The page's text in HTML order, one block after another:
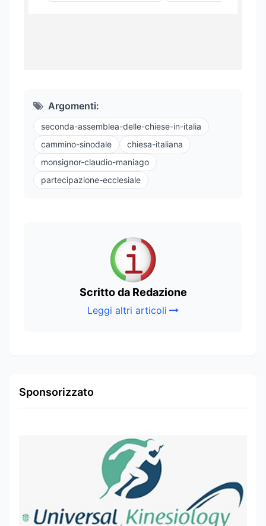
Argomenti:
seconda-assemblea-delle-chiese-in-italia
cammino-sinodale
chiesa-italiana
monsignor-claudio-maniago
partecipazione-ecclesiale
Scritto da Redazione
Leggi altri articoli
Sponsorizzato